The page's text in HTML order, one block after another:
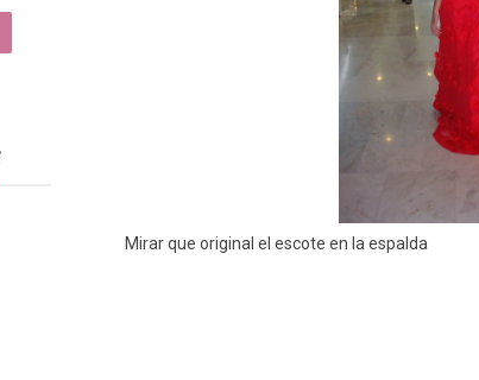
Mirar que original el escote en la espalda